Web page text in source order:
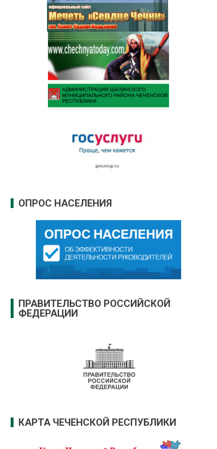
ОПРОС НАСЕЛЕНИЯ
ПРАВИТЕЛЬСТВО РОССИЙСКОЙ
ФЕДЕРАЦИИ
КАРТА ЧЕЧЕНСКОЙ РЕСПУБЛИКИ